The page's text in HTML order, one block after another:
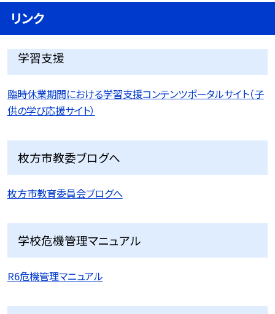
リンク
学習支援
臨時休業期間における学習支援コンテンツポータルサイト（子
供の学び応援サイト）
枚方市教委ブログへ
枚方市教育委員会ブログへ
学校危機管理マニュアル
R6危機管理マニュアル